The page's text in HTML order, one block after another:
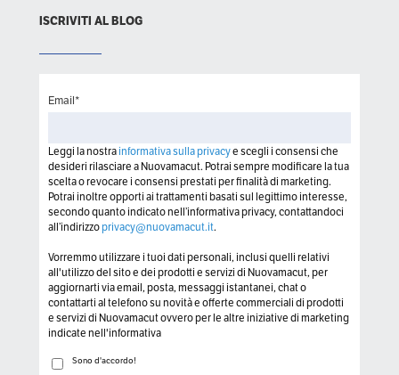
ISCRIVITI AL BLOG
Email*
Leggi la nostra informativa sulla privacye scegli i consensi che
desideri rilasciare a Nuovamacut. Potrai sempre modificare la tua
scelta o revocare i consensi prestati per finalità di marketing.
Potrai inoltre opporti ai trattamenti basati sul legittimo interesse,
secondo quanto indicato nell’informativa privacy, contattandoci
all’indirizzoprivacy@nuovamacut.it.
Vorremmo utilizzare i tuoi dati personali, inclusi quelli relativi
all'utilizzo del sito e dei prodotti e servizi di Nuovamacut, per
aggiornarti via email, posta, messaggi istantanei, chat o
contattarti al telefono su novità e offerte commerciali di prodotti
e servizi di Nuovamacut ovvero per le altre iniziative di marketing
indicate nell'informativa
Sono d'accordo!